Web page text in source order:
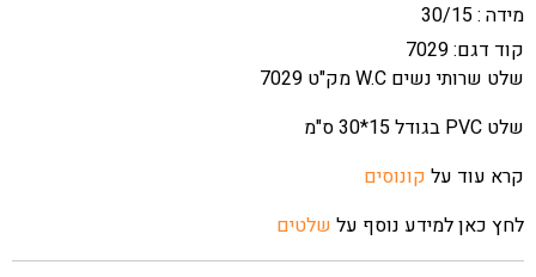
מידה : 30/15
קוד דגם:7029
שלט שרותי נשים W.C מק"ט 7029
שלט PVC בגודל 15*30 ס"מ
קרא עוד על קונוסים
לחץ כאן למידע נוסף על שלטים